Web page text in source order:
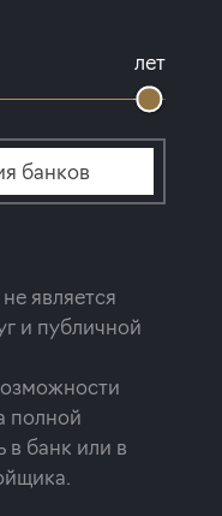
лет
банков
является
и публичной
полной
банк или в